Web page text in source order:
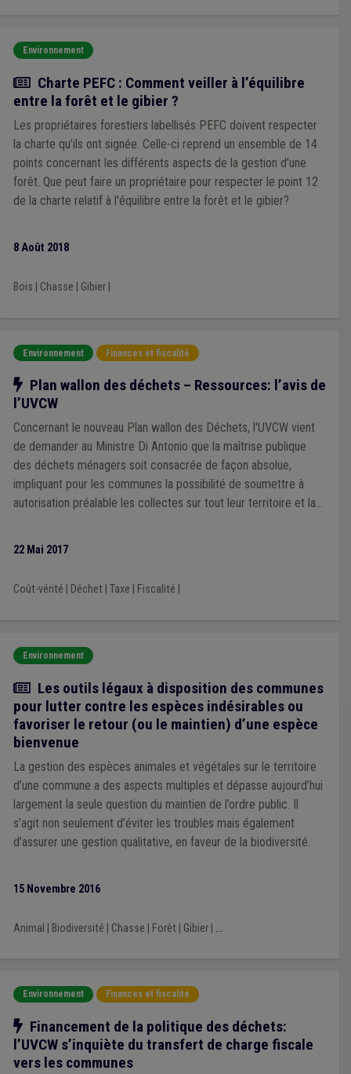
Environnement
Actualité
Charte PEFC : Comment veiller à l’équilibre
entre la forêt et le gibier ?
Les propriétaires forestiers labellisés PEFC doivent respecter
la charte qu’ils ont signée. Celle-ci reprend un ensemble de 14
points concernant les différents aspects de la gestion d’une
forêt. Que peut faire un propriétaire pour respecter le point 12
de la charte relatif à l'équilibre entre la forêt et le gibier?
8 Août 2018
Bois Chasse Gibier|
Environnement Finances et fiscalité
Notre action
Plan wallon des déchets – Ressources: l’avis de
l’UVCW
Concernant le nouveau Plan wallon des Déchets, l'UVCW vient
de demander au Ministre Di Antonio que la maîtrise publique
des déchets ménagers soit consacrée de façon absolue,
impliquant pour les communes la possibilité de soumettre à
autorisation préalable les collectes sur tout leur territoire et la
en vertu du coût-vérité.
22 Mai 2017
Coût-vérité Déchet| Taxe Fiscalité
Environnement
Article
Les outils légaux à disposition des communes
pour lutter contre les espèces indésirables ou
favoriser le retour (ou le maintien) d’une espèce
bienvenue
La gestion des espèces animales et végétales sur le territoire
d’une commune a des aspects multiples et dépasse aujourd’hui
largement la seule question du maintien de l’ordre public. Il
s’agit non seulement d’éviter les troubles mais également
d’assurer une gestion qualitative, en faveur de la biodiversité.
15 Novembre 2016
Animal Biodiversité Chasse Forêt| Gibier| ...
Environnement Finances et fiscalité
Notre action
Financement de la politique des déchets:
l’UVCW s’inquiète du transfert de charge fiscale
vers les communes